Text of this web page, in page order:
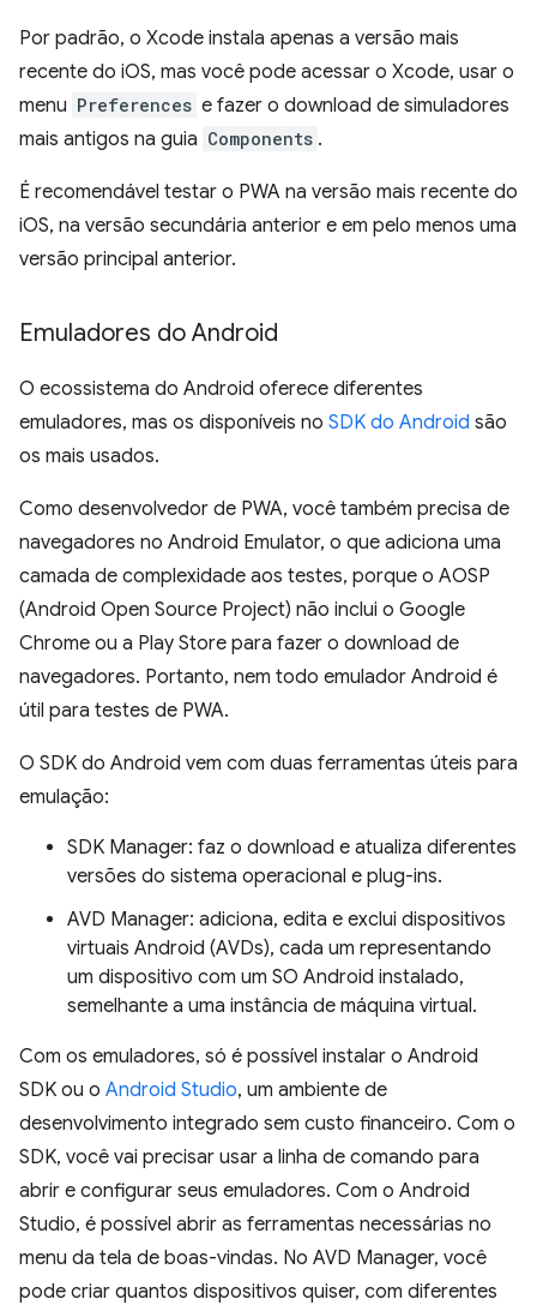
Por padrão, o Xcode instala apenas a versão mais
recente do iOS, mas você pode acessar o Xcode, usar o
menu Preferences e fazer o download de simuladores
mais antigos na guia Components .
É recomendável testar o PWA na versão mais recente do
iOS, na versão secundária anterior e em pelo menos uma
versão principal anterior.
Emuladores do Android
O ecossistema do Android oferece diferentes
emuladores, mas os disponíveis no SDK do Android são
os mais usados.
Como desenvolvedor de PWA, você também precisa de
navegadores no Android Emulator, o que adiciona uma
camada de complexidade aos testes, porque o AOSP
(Android Open Source Project) não inclui o Google
Chrome ou a Play Store para fazer o download de
navegadores. Portanto, nem todo emulador Android é
útil para testes de PWA.
O SDK do Android vem com duas ferramentas úteis para
emulação:
SDK Manager: faz o download e atualiza diferentes
versões do sistema operacional e plug-ins.
AVD Manager: adiciona, edita e exclui dispositivos
virtuais Android (AVDs), cada um representando
um dispositivo com um SO Android instalado,
semelhante a uma instância de máquina virtual.
Com os emuladores, só é possível instalar o Android
SDK ou o Android Studio, um ambiente de
desenvolvimento integrado sem custo financeiro. Com o
SDK, você vai precisar usar a linha de comando para
abrir e configurar seus emuladores. Com o Android
Studio, é possível abrir as ferramentas necessárias no
menu da tela de boas-vindas. No AVD Manager, você
pode criar quantos dispositivos quiser, com diferentes